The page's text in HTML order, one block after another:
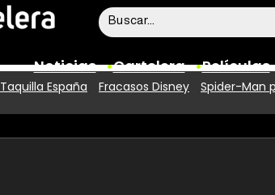
Noticias Cartelera Películas
Taquilla
Taquilla España Fracasos Disney Spider-Man